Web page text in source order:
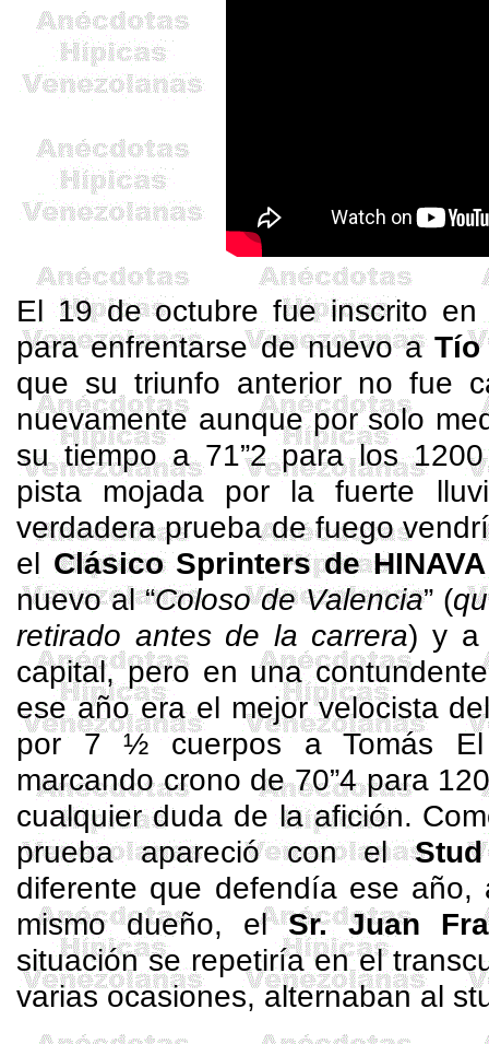
El 19 de octubre fue inscrito
para enfrentarse de nuevo a
que su triunfo anterior no fue
nuevamente aunque por solo
su tiempo a 71”2 para los
pista mojada por la fuerte
verdadera prueba de fuego
elClásicoSprintersde HINAVA
nuevo al “Coloso de Valencia” (
retirado antes de la carrera) y a
capital, pero en una
ese año era el mejor velocista
por 7 ½ cuerpos a Tomás El
marcando crono de 70”4 para
cualquier duda de la afición.
prueba apareció con elStud
diferente que defendía ese año,
mismo dueño, elSr. Juan
situación se repetiría en el
varias ocasiones, alternaban al